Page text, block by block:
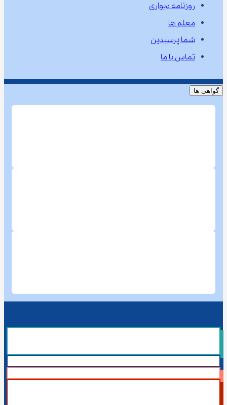
روزنامه دیواری
معلم ها
شما پرسیدین
تماس با ما
گواهی ها